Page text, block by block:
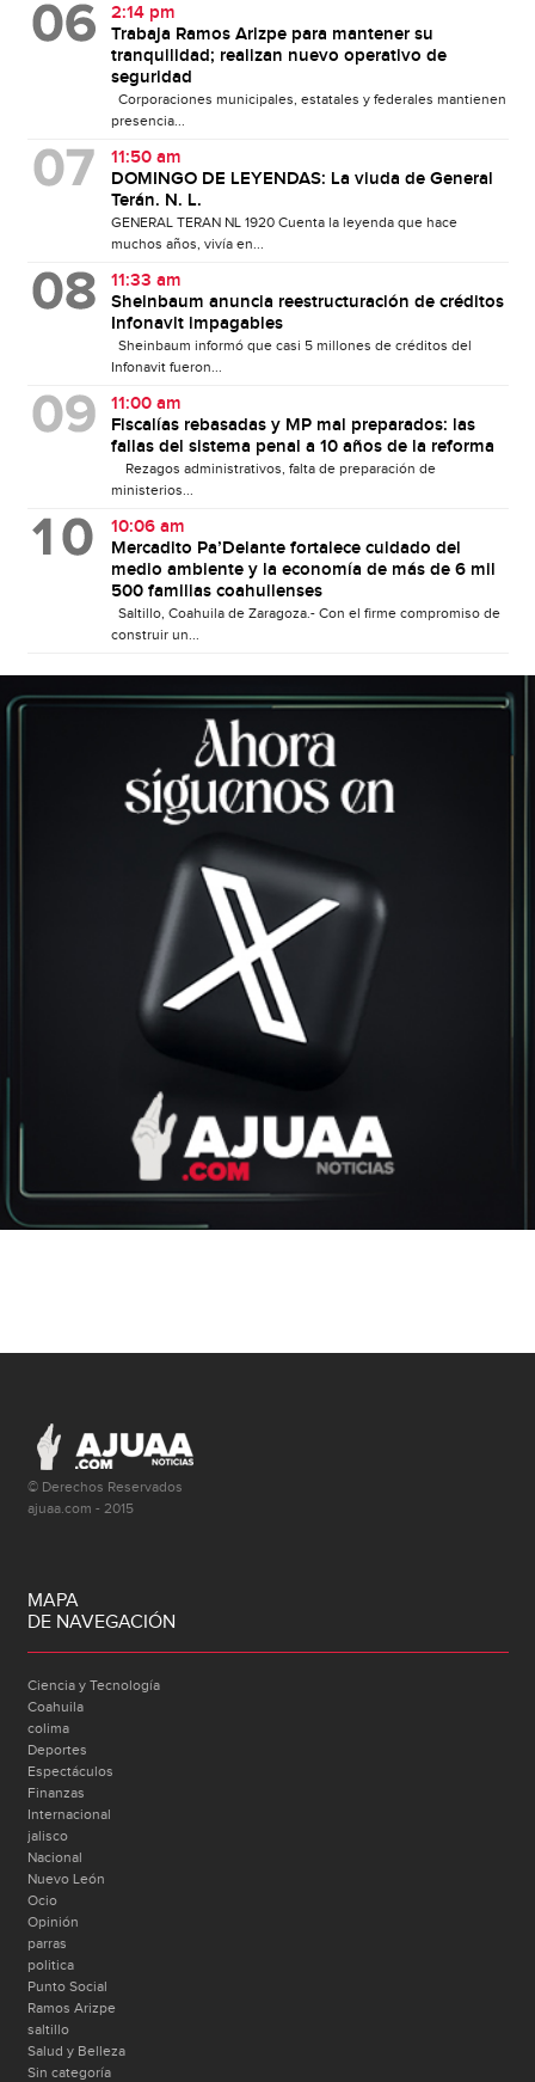
2:14 pm
Trabaja Ramos Arizpe para mantener su
tranquilidad; realizan nuevo operativo de
seguridad
Corporaciones municipales, estatales y federales mantienen
presencia...
11:50 am
DOMINGO DE LEYENDAS: La viuda de General
Terán. N. L.
GENERAL TERAN NL 1920 Cuenta la leyenda que hace
muchos años, vivía en...
11:33 am
Sheinbaum anuncia reestructuración de créditos
Infonavit impagables
Sheinbaum informó que casi 5 millones de créditos del
Infonavit fueron...
11:00 am
Fiscalías rebasadas y MP mal preparados: las
fallas del sistema penal a 10 años de la reforma
Rezagos administrativos, falta de preparación de
ministerios...
10:06 am
Mercadito Pa’Delante fortalece cuidado del
medio ambiente y la economía de más de 6 mil
500 familias coahuilenses
Saltillo, Coahuila de Zaragoza.- Con el firme compromiso de
construir un...
© Derechos Reservados
ajuaa.com - 2015
MAPA
DE NAVEGACIÓN
Ciencia y Tecnología
Coahuila
colima
Deportes
Espectáculos
Finanzas
Internacional
jalisco
Nacional
Nuevo León
Ocio
Opinión
parras
politica
Punto Social
Ramos Arizpe
saltillo
Salud y Belleza
Sin categoría